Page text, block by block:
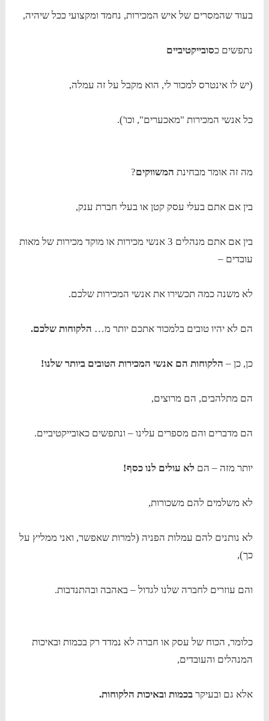
בעוד שהמסרים של איש המכירות, נחמד ומקצועי ככל שיהיה,
נתפשים כסובייקטיביים
(יש לו אינטרס למכור לי, הוא מקבל על זה עמלה,
כל אנשי המכירות "מאכערים", וכו').
מה זה אומר מבחינת המשווקים?
בין אם אתם בעלי עסק קטן או בעלי חברת ענק,
בין אם אתם מנהלים 3 אנשי מכירות או מוקד מכירות של מאות
עובדים –
לא משנה כמה תכשירו את אנשי המכירות שלכם.
הם לא יהיו טובים בלמכור אתכם יותר מ… הלקוחות שלכם.
כן, כן – הלקוחות הם אנשי המכירות הטובים ביותר שלנו!
הם מתלהבים, הם מרוצים,
הם מדברים והם מספרים עלינו – ונתפשים כאובייקטיביים.
יותר מזה – הם לא עולים לנו כסף!
לא משלמים להם משכורות,
לא נותנים להם עמלות הפניה (למרות שאפשר, ואני ממליץ על
כך),
והם עוזרים לחברה שלנו לגדול – באהבה ובהתנדבות.
כלומר, הכוח של עסק או חברה לא נמדד רק בכמות ובאיכות
המנהלים והעובדים,
אלא גם ובעיקרבכמות ובאיכות הלקוחות.